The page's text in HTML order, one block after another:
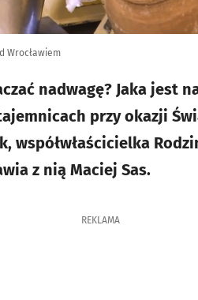
Wrocławiem
nadwagę? Jaka jest
przy okazji
współwłaścicielka
z nią Maciej Sas.
REKLAMA